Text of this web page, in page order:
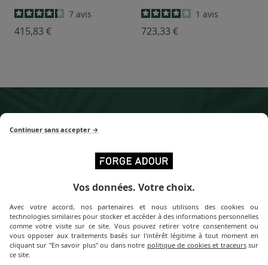
7 avis
415,83 €
1 avis
723,33 €
!
Continuer sans accepter →
Vos données. Votre choix.
Avec votre accord, nos partenaires et nous utilisons des cookies ou
technologies similaires pour stocker et accéder à des informations personnelles
comme votre visite sur ce site. Vous pouvez retirer votre consentement ou
vous opposer aux traitements basés sur l'intérêt légitime à tout moment en
cliquant sur "En savoir plus" ou dans notre politique de cookies et traceurssur
ce site.